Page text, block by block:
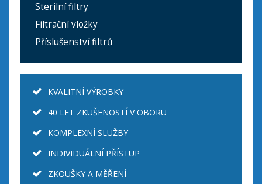
Sterilní filtry
Filtrační vložky
Příslušenství filtrů
KVALITNÍ VÝROBKY
40 LET ZKUŠENOSTÍ V OBORU
KOMPLEXNÍ SLUŽBY
INDIVIDUÁLNÍ PŘÍSTUP
ZKOUŠKY A MĚŘENÍ